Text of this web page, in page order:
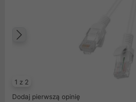
1 z 2
Poprzedni
Dodaj pierwszą opinię